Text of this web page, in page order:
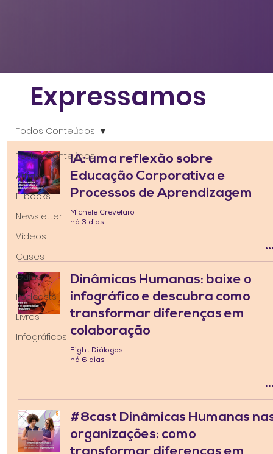
Todos Conteúdos
Artigos
E-books
Newsletter
Vídeos
Cases
Guias
Podcasts
Livros
Infográficos
Todos Conteúdos
IA: uma reflexão sobre
Educação Corporativa e
Processos de Aprendizagem
Michele Crevelaro
há 3 dias
Dinâmicas Humanas: baixe o
infográfico e descubra como
transformar diferenças em
colaboração
Eight Diálogos
há 6 dias
#8cast Dinâmicas Humanas
organizações: como
Expressamos